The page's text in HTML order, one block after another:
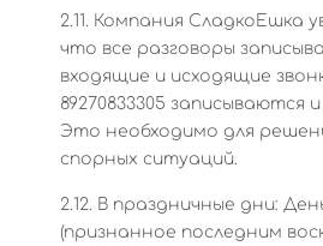
2.11. Компания СладкоЕшка
что все разговоры
входящие и исходящие
89270833305 записываются
Это необходимо для
спорных ситуаций.
2.12. В праздничные дни:
(признанное последним